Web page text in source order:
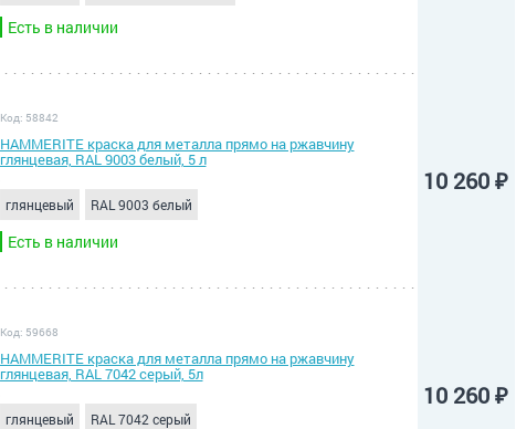
Есть в наличии
Код: 58842
HAMMERITE краска для металла прямо на ржавчину
глянцевая, RAL 9003 белый, 5 л
глянцевый RAL 9003 белый
Есть в наличии
10 260 ₽
Код: 59668
HAMMERITE краска для металла прямо на ржавчину
глянцевая, RAL 7042 серый, 5л
глянцевый RAL 7042 серый
10 260 ₽